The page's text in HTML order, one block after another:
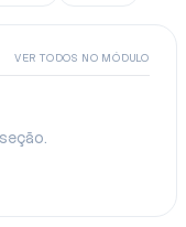
VER TODOS NO MÓDULO